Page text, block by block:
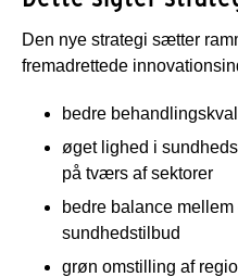
Den nye strategi sætter
fremadrettede
bedre
øget lighed i
på tværs af sektorer
bedre balance
sundhedstilbud
grøn omstilling af